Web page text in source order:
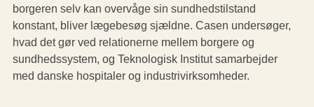
borgeren selv kan overvåge sin sundhedstilstand
konstant, bliver lægebesøg sjældne. Casen undersøger,
hvad det gør ved relationerne mellem borgere og
sundhedssystem, og Teknologisk Institut samarbejder
med danske hospitaler og industrivirksomheder.